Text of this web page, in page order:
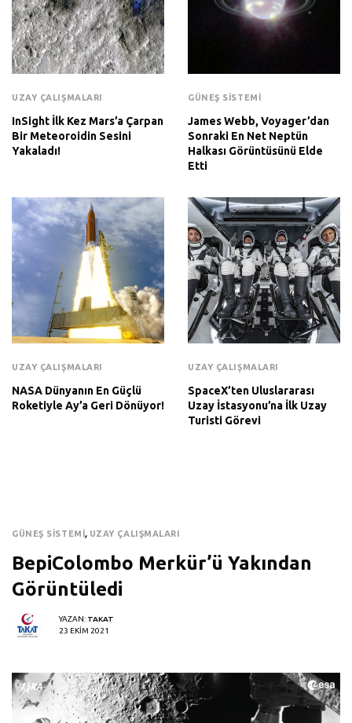
UZAY ÇALIŞMALARI
InSight İlk Kez Mars’a Çarpan
Bir Meteoroidin Sesini
Yakaladı!
GÜNEŞ SISTEMI
James Webb, Voyager’dan
Sonraki En Net Neptün
Halkası Görüntüsünü Elde
Etti
UZAY ÇALIŞMALARI
NASA Dünyanın En Güçlü
Roketiyle Ay’a Geri Dönüyor!
UZAY ÇALIŞMALARI
SpaceX’ten Uluslararası
Uzay İstasyonu’na İlk Uzay
Turisti Görevi
GÜNEŞ SISTEMI, UZAY ÇALIŞMALARI
BepiColombo Merkür’ü Yakından
Görüntüledi
YAZAN: TAKAT
23 EKIM 2021